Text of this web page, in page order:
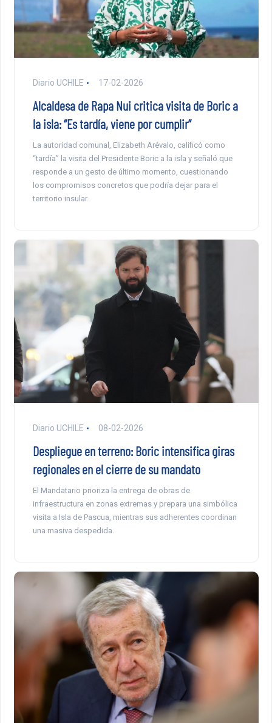
Diario UCHILE 17-02-2026
Alcaldesa de Rapa Nui critica visita de Boric a
la isla: “Es tardía, viene por cumplir”
La autoridad comunal, Elizabeth Arévalo, calificó como
“tardía” la visita del Presidente Boric a la isla y señaló que
responde a un gesto de último momento, cuestionando
los compromisos concretos que podría dejar para el
territorio insular.
Diario UCHILE 08-02-2026
Despliegue en terreno: Boric intensifica giras
regionales en el cierre de su mandato
El Mandatario prioriza la entrega de obras de
infraestructura en zonas extremas y prepara una simbólica
visita a Isla de Pascua, mientras sus adherentes coordinan
una masiva despedida.